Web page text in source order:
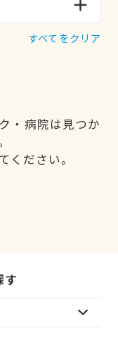
すべてをクリア
・病院は見つか
ください。
す